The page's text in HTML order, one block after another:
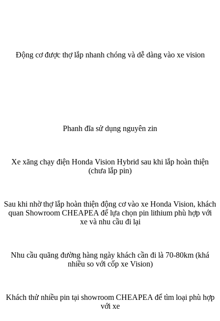
Động cơ được thợ lắp nhanh chóng và dễ dàng vào xe vision
Phanh đĩa sử dụng nguyên zin
Xe xăng chạy điện Honda Vision Hybrid sau khi lắp hoàn thiện
(chưa lắp pin)
Sau khi nhờ thợ lắp hoàn thiện động cơ vào xe Honda Vision, khách
quan Showroom CHEAPEA để lựa chọn pin lithium phù hợp với
xe và nhu cầu đi lại
Nhu cầu quãng đường hàng ngày khách cần đi là 70-80km (khá
nhiều so với cốp xe Vision)
Khách thử nhiều pin tại showroom CHEAPEA để tìm loại phù hợp
với xe